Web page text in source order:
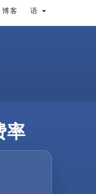
博客 语
率